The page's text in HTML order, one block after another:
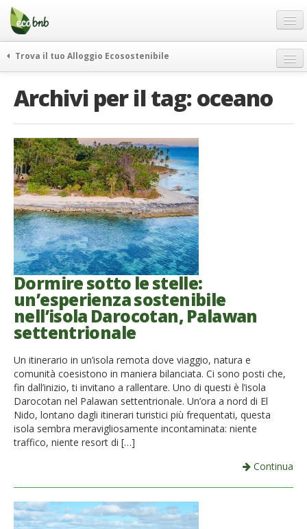
Menu
Salta
contenuto
Offerte Speciali
Regali
FAQ
Chi Siamo
Partner
Contatti
Italiano
German
English
Spanish
French
Italiano
Trova il tuo Alloggio Ecosostenibile
itinerari
vivere e viaggiare verde
news ed eventi
ecohotel
rassegna stampa
Archivi per il tag:oceano
Dormire sotto le stelle:
un’esperienza sostenibile
nell’isola Darocotan, Palawan
settentrionale
Un itinerario in un’isola remota dove viaggio, natura e
comunità coesistono in maniera bilanciata. Ci sono posti che,
fin dall’inizio, ti invitano a rallentare. Uno di questi è l’isola
Darocotan nel Palawan settentrionale. Un’ora a nord di El
Nido, lontano dagli itinerari turistici più frequentati, questa
isola sembra meravigliosamente incontaminata: niente
traffico, niente resort di […]
Continua